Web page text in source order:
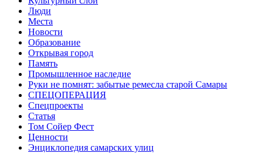
Люди
Места
Новости
Образование
Открывая город
Память
Промышленное наследие
Руки не помнят: забытые ремесла старой Самары
СПЕЦОПЕРАЦИЯ
Спецпроекты
Статья
Том Сойер Фест
Ценности
Энциклопедия самарских улиц